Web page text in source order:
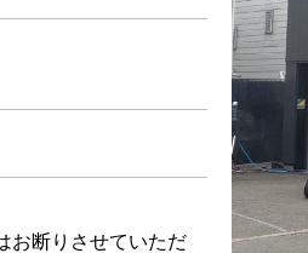
お断りさせていただ